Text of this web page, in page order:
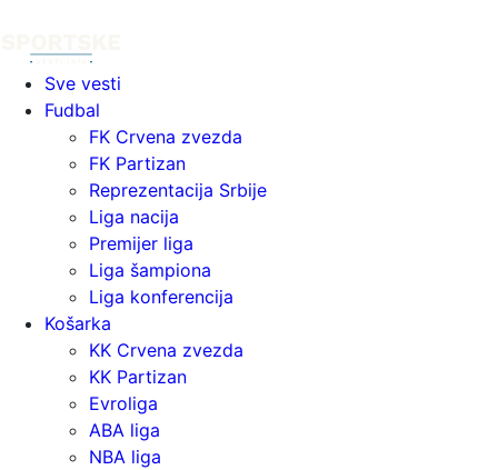
Sve vesti
Fudbal
FK Crvena zvezda
FK Partizan
Reprezentacija Srbije
Liga nacija
Premijer liga
Liga šampiona
Liga konferencija
Košarka
KK Crvena zvezda
KK Partizan
Evroliga
ABA liga
NBA liga